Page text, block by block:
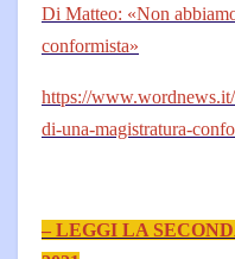
Di Matteo: «Non
conformista»
https://
di-una-magistratura-
– LEGGI LA